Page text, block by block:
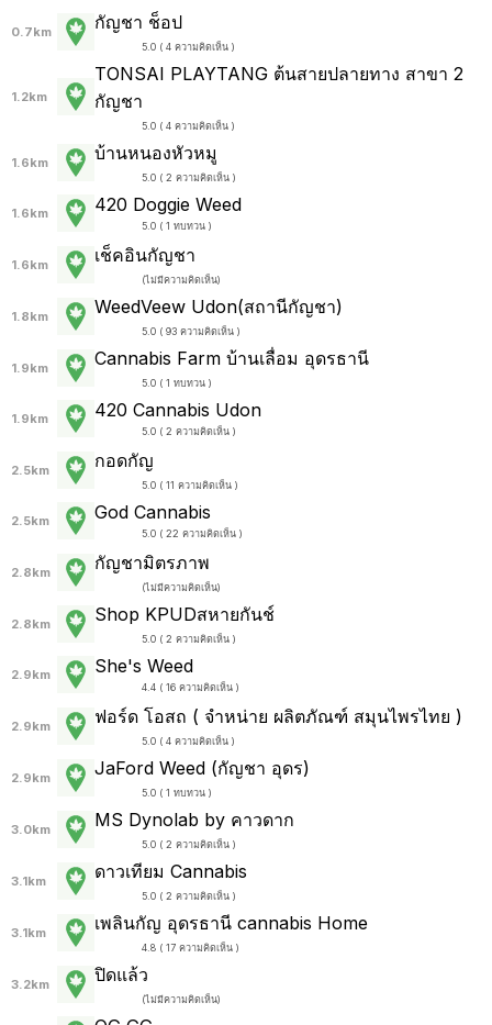
0.7km กัญชา ช็อป
5.0 ( 4 ความคิดเห็น )
1.2km
TONSAI PLAYTANG ต้นสายปลายทาง สาขา 2
กัญชา
5.0 ( 4 ความคิดเห็น )
1.6km บ้านหนองหัวหมู
5.0 ( 2 ความคิดเห็น )
1.6km 420 Doggie Weed
5.0 ( 1 ทบทวน )
1.6km เช็คอินกัญชา
(ไม่มีความคิดเห็น)
1.8km WeedVeew Udon(สถานีกัญชา)
5.0 ( 93 ความคิดเห็น )
1.9km Cannabis Farm บ้านเลื่อม อุดรธานี
5.0 ( 1 ทบทวน )
1.9km 420 Cannabis Udon
5.0 ( 2 ความคิดเห็น )
2.5km กอดกัญ
5.0 ( 11 ความคิดเห็น )
2.5km God Cannabis
5.0 ( 22 ความคิดเห็น )
2.8km กัญชามิตรภาพ
(ไม่มีความคิดเห็น)
2.8km Shop KPUDสหายกันช์
5.0 ( 2 ความคิดเห็น )
2.9km She's Weed
4.4 ( 16 ความคิดเห็น )
2.9km ฟอร์ด โอสถ ( จำหน่าย ผลิตภัณฑ์ สมุนไพรไทย )
5.0 ( 4 ความคิดเห็น )
2.9km JaFord Weed (กัญชา อุดร)
5.0 ( 1 ทบทวน )
3.0km MS Dynolab by คาวดาก
5.0 ( 2 ความคิดเห็น )
3.1km ดาวเทียม Cannabis
5.0 ( 2 ความคิดเห็น )
3.1km เพลินกัญ อุดรธานี cannabis Home
4.8 ( 17 ความคิดเห็น )
3.2km ปิดแล้ว
(ไม่มีความคิดเห็น)